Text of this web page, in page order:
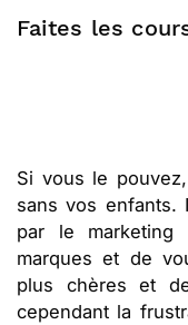
Faites les
Si vous le
sans vos enfants.
par le
marques et de
plus chères et
cependant la